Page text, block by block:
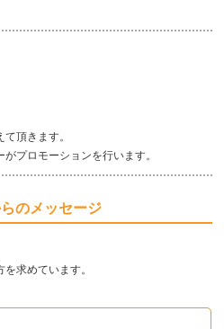
頂きます。
プロモーションを行います。
のメッセージ
求めています。